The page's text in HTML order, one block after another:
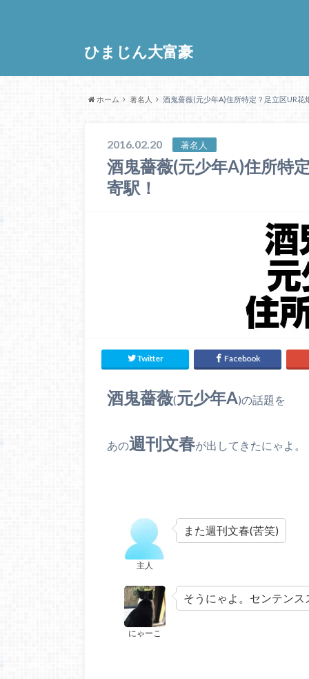
ひまじん大富豪
ホーム 著名人 酒鬼薔薇(元少年A)住所特定？足立区UR花
2016.02.20 著名人
酒鬼薔薇(元少年A)住所特
寄駅！
Twitter Facebook
酒鬼薔薇(元少年A)の話題を
あの週刊文春が出してきたにゃよ。
主人
また週刊文春(苦笑)
にゃーこ
そうにゃよ。センテン